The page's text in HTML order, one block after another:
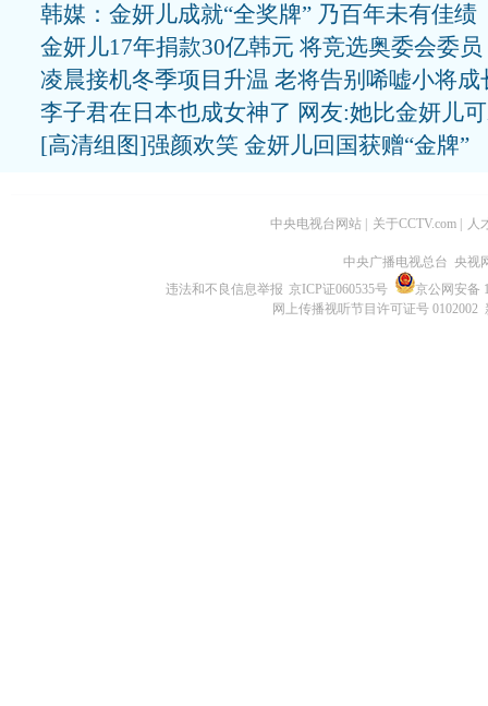
韩媒：金妍儿成就“全奖牌” 乃百年未有佳绩
金妍儿17年捐款30亿韩元 将竞选奥委会委员
凌晨接机冬季项目升温 老将告别唏嘘小将成
李子君在日本也成女神了 网友:她比金妍儿
[高清组图]强颜欢笑 金妍儿回国获赠“金牌”
中央电视台网站 关于CCTV.com 人
中央广播电视总台 央视
违法和不良信息举报 京ICP证060535号
京公网安备
网上传播视听节目许可证号 0102002